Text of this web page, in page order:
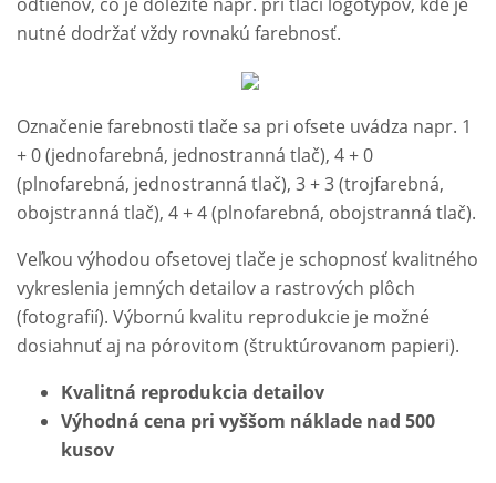
nutné dodržať vždy rovnakú farebnosť.
Označenie farebnosti tlače sa pri ofsete uvádza napr. 1
+ 0 (jednofarebná, jednostranná tlač), 4 + 0
(plnofarebná, jednostranná tlač), 3 + 3 (trojfarebná,
obojstranná tlač), 4 + 4 (plnofarebná, obojstranná tlač).
Veľkou výhodou ofsetovej tlače je schopnosť kvalitného
vykreslenia jemných detailov a rastrových plôch
(fotografií). Výbornú kvalitu reprodukcie je možné
dosiahnuť aj na pórovitom (štruktúrovanom papieri).
Kvalitná reprodukcia detailov
Výhodná cena pri vyššom náklade nad 500
kusov